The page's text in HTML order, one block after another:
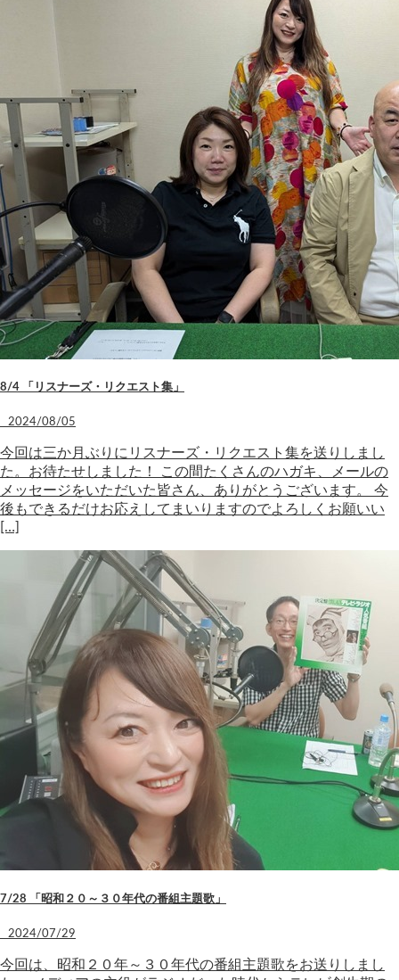
8/4 「リスナーズ・リクエスト集」
2024/08/05
今回は三か月ぶりにリスナーズ・リクエスト集を送りしまし
た。お待たせしました！ この間たくさんのハガキ、メールの
メッセージをいただいた皆さん、ありがとうございます。 今
後もできるだけお応えしてまいりますのでよろしくお願いい
[…]
7/28 「昭和２０～３０年代の番組主題歌」
2024/07/29
今回は、昭和２０年～３０年代の番組主題歌をお送りしまし